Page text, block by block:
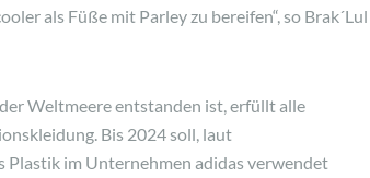
als Füße mit Parley zu bereifen“, so Brak´Lul
Weltmeere entstanden ist, erfüllt alle
Bis 2024 soll, laut
Plastik im Unternehmen adidas verwendet